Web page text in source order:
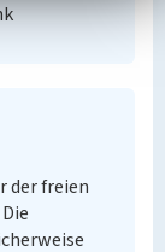
der freien